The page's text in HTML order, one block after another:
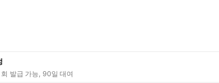
발급 가능, 90일 대여